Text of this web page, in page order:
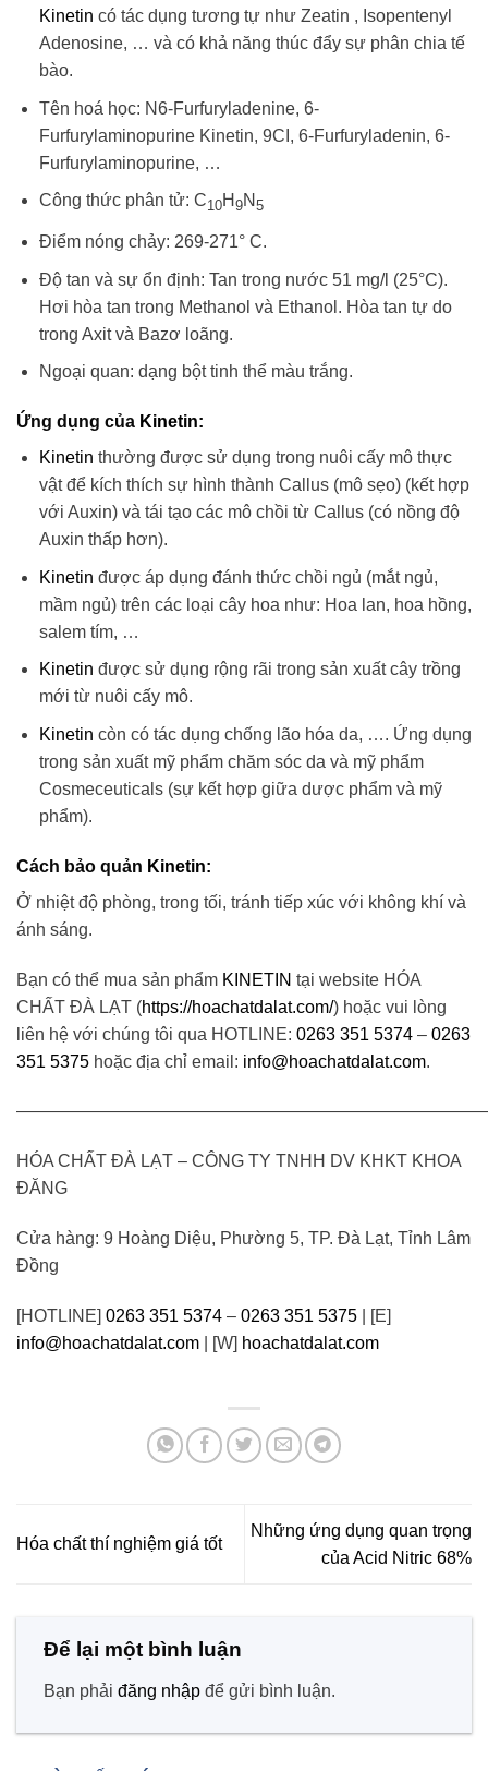
Kinetin có tác dụng tương tự như Zeatin , Isopentenyl
Adenosine, … và có khả năng thúc đẩy sự phân chia tế
bào.
Tên hoá học: N6-Furfuryladenine, 6-
Furfurylaminopurine Kinetin, 9CI, 6-Furfuryladenin, 6-
Furfurylaminopurine, …
Công thức phân tử: C10H 9N 5
Điểm nóng chảy: 269-271° C.
Độ tan và sự ổn định: Tan trong nước 51 mg/l (25°C).
Hơi hòa tan trong Methanol và Ethanol. Hòa tan tự do
trong Axit và Bazơ loãng.
Ngoại quan: dạng bột tinh thể màu trắng.
Ứng dụng của Kinetin:
Kinetin thường được sử dụng trong nuôi cấy mô thực
vật để kích thích sự hình thành Callus (mô sẹo) (kết hợp
với Auxin) và tái tạo các mô chồi từ Callus (có nồng độ
Auxin thấp hơn).
Kinetin được áp dụng đánh thức chồi ngủ (mắt ngủ,
mầm ngủ) trên các loại cây hoa như: Hoa lan, hoa hồng,
salem tím, …
Kinetin được sử dụng rộng rãi trong sản xuất cây trồng
mới từ nuôi cấy mô.
Kinetin còn có tác dụng chống lão hóa da, …. Ứng dụng
trong sản xuất mỹ phẩm chăm sóc da và mỹ phẩm
Cosmeceuticals (sự kết hợp giữa dược phẩm và mỹ
phẩm).
Cách bảo quản Kinetin:
Ở nhiệt độ phòng, trong tối, tránh tiếp xúc với không khí và
ánh sáng.
Bạn có thể mua sản phẩm KINETIN tại website HÓA
CHẤT ĐÀ LẠT (https://hoachatdalat.com/) hoặc vui lòng
liên hệ với chúng tôi qua HOTLINE: 0263 351 5374 – 0263
351 5375 hoặc địa chỉ email: info@hoachatdalat.com.
HÓA CHẤT ĐÀ LẠT – CÔNG TY TNHH DV KHKT KHOA
ĐĂNG
Cửa hàng: 9 Hoàng Diệu, Phường 5, TP. Đà Lạt, Tỉnh Lâm
Đồng
[HOTLINE] 0263 351 5374 – 0263 351 5375 | [E]
info@hoachatdalat.com | [W] hoachatdalat.com
Hóa chất thí nghiệm giá tốt
Những ứng dụng quan trọng
của Acid Nitric 68%
Để lại một bình luận
Bạn phải đăng nhập để gửi bình luận.